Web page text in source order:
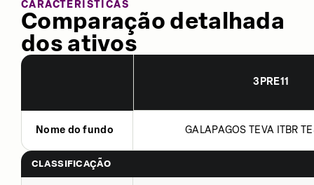
CARACTERÍSTICAS
Comparação detalhada
dos ativos
3PRE11
Nome do fundo GALAPAGOS TEVA ITBR
CLASSIFICAÇÃO